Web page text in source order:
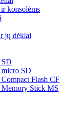
konsolėms
jų dėklai
SD
SD
Flash CF
Stick MS